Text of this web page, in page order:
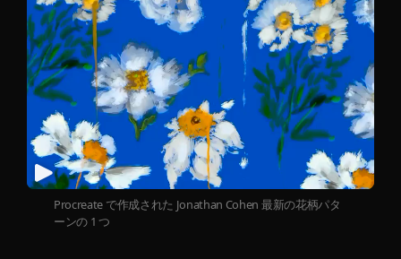
Procreate で作成された Jonathan Cohen 最新の花柄パタ
ーンの 1 つ